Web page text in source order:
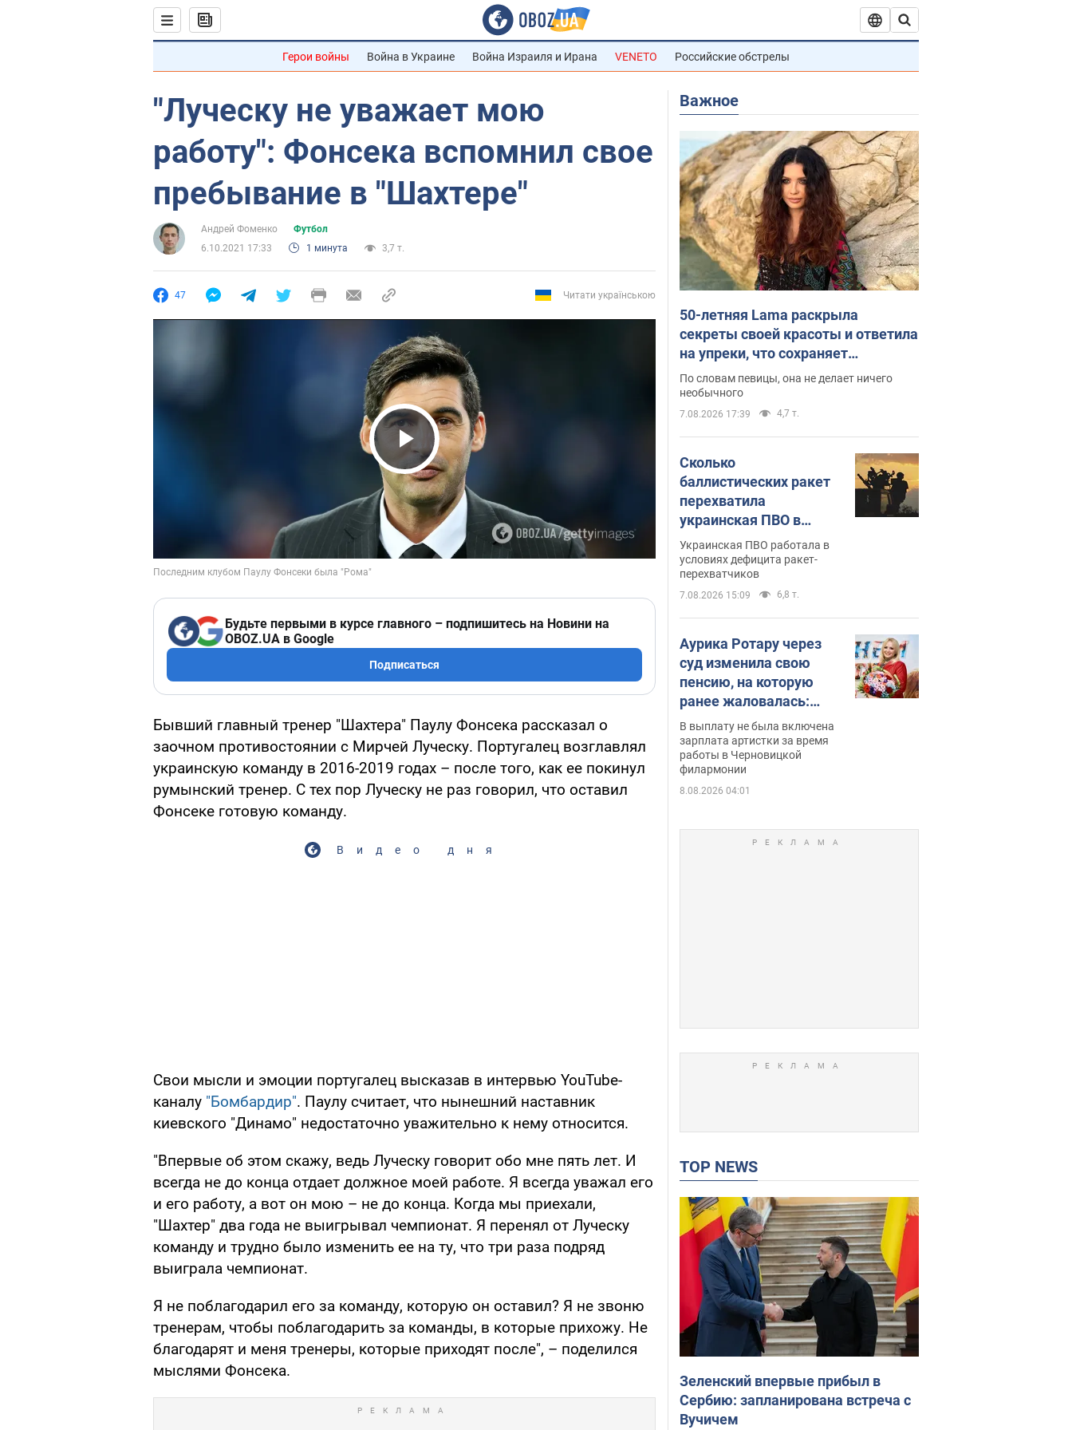
Герои войны Война в Украине Война Израиля и Ирана VENETO Российские обстрелы
"Луческу не уважает мою
работу": Фонсека вспомнил свое
пребывание в "Шахтере"
Андрей Фоменко
Футбол
6.10.2021 17:33
1 минута 3,7 т.
47 Читати українською
Play Video
Будьте первыми в курсе главного – подпишитесь на Новини на
OBOZ.UA в Google
Подписаться
Бывший главный тренер "Шахтера" Паулу Фонсека рассказал о
заочном противостоянии с Мирчей Луческу. Португалец возглавлял
украинскую команду в 2016-2019 годах – после того, как ее покинул
румынский тренер. С тех пор Луческу не раз говорил, что оставил
Фонсеке готовую команду.
Видео дня
Свои мысли и эмоции португалец высказав в интервью YouTube-
каналу "Бомбардир". Паулу считает, что нынешний наставник
киевского "Динамо" недостаточно уважительно к нему относится.
"Впервые об этом скажу, ведь Луческу говорит обо мне пять лет. И
всегда не до конца отдает должное моей работе. Я всегда уважал его
и его работу, а вот он мою – не до конца. Когда мы приехали,
"Шахтер" два года не выигрывал чемпионат. Я перенял от Луческу
команду и трудно было изменить ее на ту, что три раза подряд
выиграла чемпионат.
Я не поблагодарил его за команду, которую он оставил? Я не звоню
тренерам, чтобы поблагодарить за команды, в которые прихожу. Не
благодарят и меня тренеры, которые приходят после", – поделился
мыслями Фонсека.
Важное
50-летняя Lama раскрыла
секреты своей красоты и ответила
на упреки, что сохраняет
молодость, ведь у нее нет детей
По словам певицы, она не делает ничего
необычного
7.08.2026 17:39 4,7 т.
Сколько
баллистических ракет
перехватила
украинская ПВО в
июле: в Минобороны
назвали цифру
Украинская ПВО работала в
условиях дефицита ракет-
перехватчиков
7.08.2026 15:09 6,8 т.
Аурика Ротару через
суд изменила свою
пенсию, на которую
ранее жаловалась:
сколько получала
певица
В выплату не была включена
зарплата артистки за время
работы в Черновицкой
филармонии
8.08.2026 04:01
TOP NEWS
Зеленский впервые прибыл в
Сербию: запланирована встреча с
Вучичем